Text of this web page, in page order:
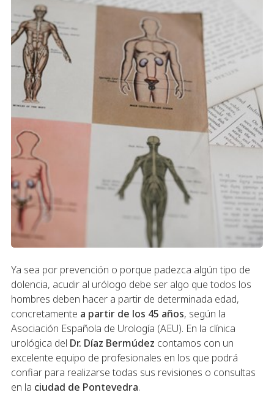
Ya sea por prevención o porque padezca algún tipo de
dolencia, acudir al urólogo debe ser algo que todos los
hombres deben hacer a partir de determinada edad,
concretamente a partir de los 45 años, según la
Asociación Española de Urología (AEU). En la clínica
urológica del Dr. Díaz Bermúdez contamos con un
excelente equipo de profesionales en los que podrá
confiar para realizarse todas sus revisiones o consultas
en la ciudad de Pontevedra.